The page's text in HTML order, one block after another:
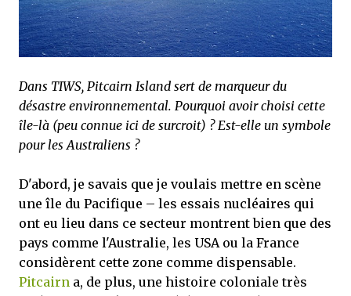
Dans TIWS, Pitcairn Island sert de marqueur du
désastre environnemental. Pourquoi avoir choisi cette
île-là (peu connue ici de surcroit) ? Est-elle un symbole
pour les Australiens ?
D'abord, je savais que je voulais mettre en scène
une île du Pacifique – les essais nucléaires qui
ont eu lieu dans ce secteur montrent bien que des
pays comme l'Australie, les USA ou la France
considèrent cette zone comme dispensable.
Pitcairn a, de plus, une histoire coloniale très